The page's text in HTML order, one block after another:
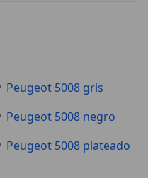
Peugeot 5008 gris
Peugeot 5008 negro
Peugeot 5008 plateado